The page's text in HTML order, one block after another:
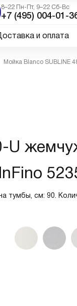
8–22 Пн-Пт, 9–22 Сб-Вс
+7 (495) 004-01-
и оплата
Мойка Blanco SUBLINE
U
тумбы, см: 90.